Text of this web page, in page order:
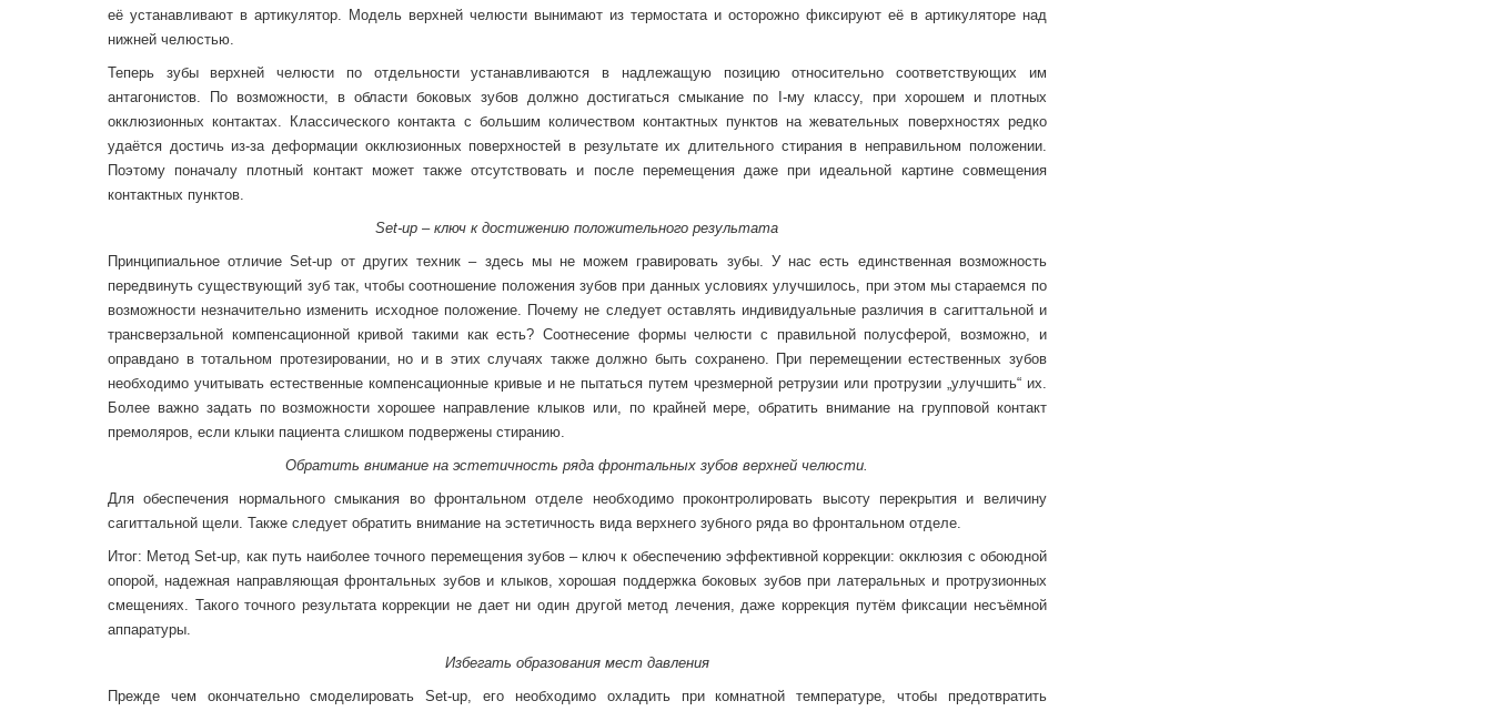
её устанавливают в артикулятор. Модель верхней челюсти вынимают из термостата и осторожно фиксируют её в артикуляторе над
нижней челюстью.
Теперь зубы верхней челюсти по отдельности устанавливаются в надлежащую позицию относительно соответствующих им
антагонистов. По возможности, в области боковых зубов должно достигаться смыкание по I-му классу, при хорошем и плотных
окклюзионных контактах. Классического контакта с большим количеством контактных пунктов на жевательных поверхностях редко
удаётся достичь из-за деформации окклюзионных поверхностей в результате их длительного стирания в неправильном положении.
Поэтому поначалу плотный контакт может также отсутствовать и после перемещения даже при идеальной картине совмещения
контактных пунктов.
Set-up – ключ к достижению положительного результата
Принципиальное отличие Set-up от других техник – здесь мы не можем гравировать зубы. У нас есть единственная возможность
передвинуть существующий зуб так, чтобы соотношение положения зубов при данных условиях улучшилось, при этом мы стараемся по
возможности незначительно изменить исходное положение. Почему не следует оставлять индивидуальные различия в сагиттальной и
трансверзальной компенсационной кривой такими как есть? Соотнесение формы челюсти с правильной полусферой, возможно, и
оправдано в тотальном протезировании, но и в этих случаях также должно быть сохранено. При перемещении естественных зубов
необходимо учитывать естественные компенсационные кривые и не пытаться путем чрезмерной ретрузии или протрузии „улучшить“ их.
Более важно задать по возможности хорошее направление клыков или, по крайней мере, обратить внимание на групповой контакт
премоляров, если клыки пациента слишком подвержены стиранию.
Обратить внимание на эстетичность ряда фронтальных зубов верхней челюсти.
Для обеспечения нормального смыкания во фронтальном отделе необходимо проконтролировать высоту перекрытия и величину
сагиттальной щели. Также следует обратить внимание на эстетичность вида верхнего зубного ряда во фронтальном отделе.
Итог: Метод Set-up, как путь наиболее точного перемещения зубов – ключ к обеспечению эффективной коррекции: окклюзия с обоюдной
опорой, надежная направляющая фронтальных зубов и клыков, хорошая поддержка боковых зубов при латеральных и протрузионных
смещениях. Такого точного результата коррекции не дает ни один другой метод лечения, даже коррекция путём фиксации несъёмной
аппаратуры.
Избегать образования мест давления
Прежде чем окончательно смоделировать Set-up, его необходимо охладить при комнатной температуре, чтобы предотвратить